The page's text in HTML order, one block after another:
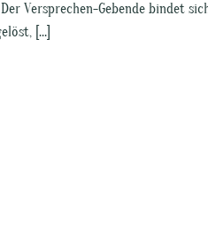
Versprechen-Gebende bindet
[…]